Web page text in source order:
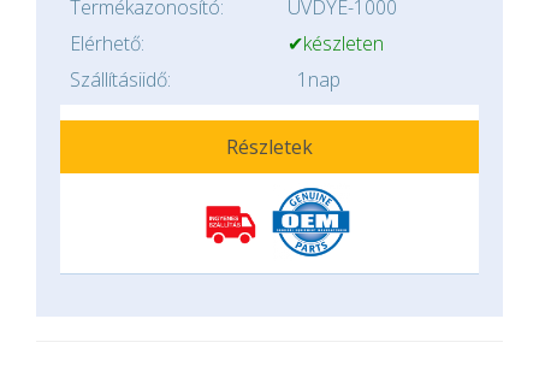
Termékazonosító:
UVDYE-1000
Elérhető:
✔készleten
Szállításiidő:
1nap
Részletek